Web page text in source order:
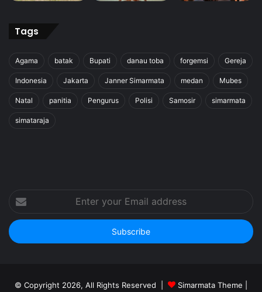
Tags
Agama batak Bupati danau toba forgemsi Gereja
Indonesia Jakarta Janner Simarmata medan Mubes
Natal panitia Pengurus Polisi Samosir simarmata
simataraja
your
Email
address
© Copyright 2026, All Rights Reserved | Simarmata Theme